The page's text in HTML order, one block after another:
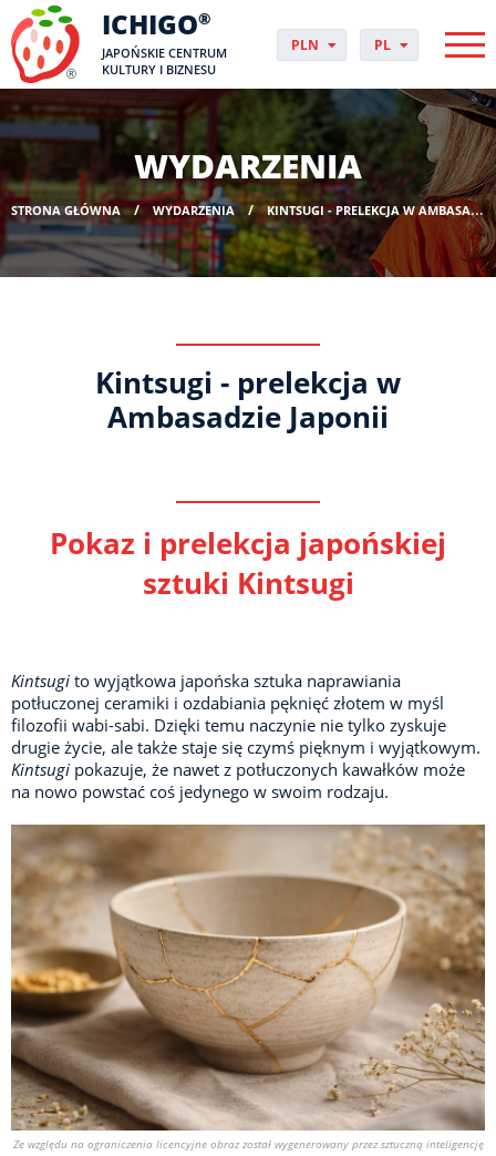
ICHIGO®
JAPOŃSKIE CENTRUM
KULTURY I BIZNESU
PLN
USD
CHF
DKK
NOK
SEK
HUF
PL
DA
DE
EN
ES
FR
HR
HU
PT
RO
SK
WYDARZENIA
STRONA GŁÓWNA WYDARZENIA KINTSUGI - PRELEKCJA W AMBASADZIE JAPONII
Kintsugi - prelekcja w
Ambasadzie Japonii
Pokaz i prelekcja japońskiej
sztuki Kintsugi
Kintsugi to wyjątkowa japońska sztuka naprawiania
potłuczonej ceramiki i ozdabiania pęknięć złotem w myśl
filozofii wabi-sabi. Dzięki temu naczynie nie tylko zyskuje
drugie życie, ale także staje się czymś pięknym i wyjątkowym.
Kintsugi pokazuje, że nawet z potłuczonych kawałków może
na nowo powstać coś jedynego w swoim rodzaju.
Ze względu na ograniczenia licencyjne obraz został wygenerowany przez sztuczną inteligencję